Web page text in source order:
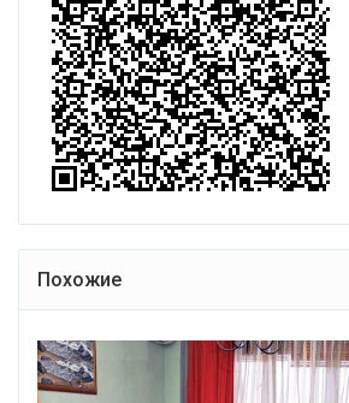
Похожие